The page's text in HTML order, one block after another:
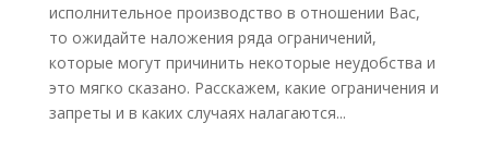
исполнительное производство в отношении Вас,
то ожидайте наложения ряда ограничений,
которые могут причинить некоторые неудобства и
это мягко сказано. Расскажем, какие ограничения и
запреты и в каких случаях налагаются...